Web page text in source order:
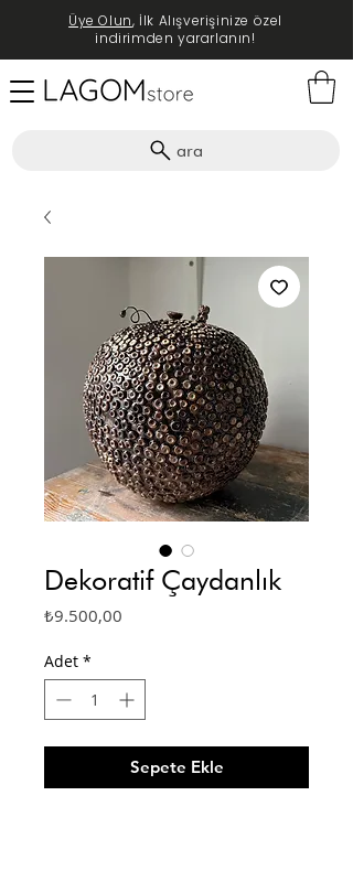
ara
Üye Olun, İlk Alışverişinize özel
indirimden yararlanın!
Dekoratif Çaydanlık
₺9.500,00
Adet *
Sepete Ekle